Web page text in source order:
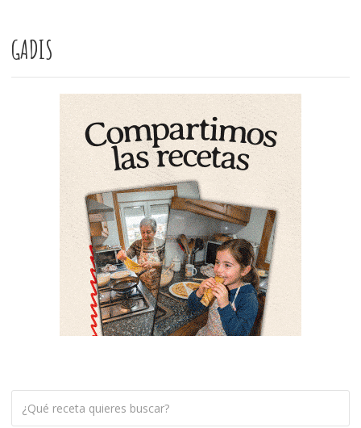
GADIS